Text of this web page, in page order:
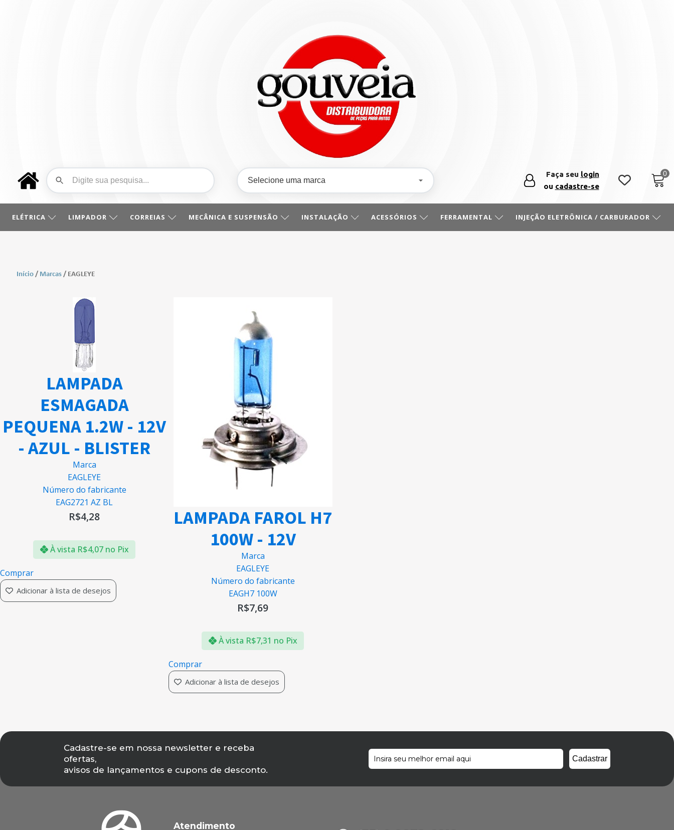
Faça seu login
ou cadastre-se
ELÉTRICA LIMPADOR CORREIAS MECÂNICA E SUSPENSÃO INSTALAÇÃO ACESSÓRIOS FERRAMENTAL INJEÇÃO ELETRÔNICA / CARBURADOR
Início / Marcas / EAGLEYE
LAMPADA
ESMAGADA
PEQUENA 1.2W - 12V
- AZUL - BLISTER
Marca
EAGLEYE
Número do fabricante
EAG2721 AZ BL
R$4,28
À vista R$4,07 no Pix
Comprar
Adicionar à lista de desejos
LAMPADA FAROL H7
100W - 12V
Marca
EAGLEYE
Número do fabricante
EAGH7 100W
R$7,69
À vista R$7,31 no Pix
Comprar
Adicionar à lista de desejos
Cadastre-se em nossa newsletter e receba
ofertas,
avisos de lançamentos e cupons de desconto.
Atendimento